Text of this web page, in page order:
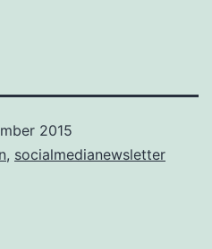
2015
, socialmedianewsletter